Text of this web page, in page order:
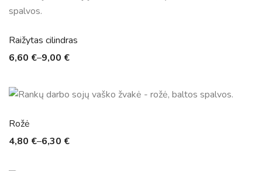
Raižytas cilindras
6,60 €–9,00 €
Rožė
4,80 €–6,30 €